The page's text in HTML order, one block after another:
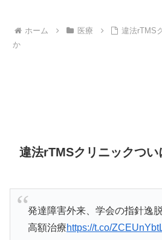
ホーム 医療
違法rTMS
か
違法rTMSクリニックつ
発達障害外来、学会の指針逸
高額治療https://t.co/